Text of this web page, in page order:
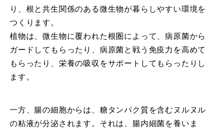
り、根と共生関係のある微生物が暮らしやすい環境を
つくります。
植物は、微生物に覆われた根圏によって、病原菌から
ガードしてもらったり、病原菌と戦う免疫力を高めて
もらったり、栄養の吸収をサポートしてもらったりし
ます。
一方、腸の細胞からは、糖タンパク質を含むヌルヌル
の粘液が分泌されます。それは、腸内細菌を養いま